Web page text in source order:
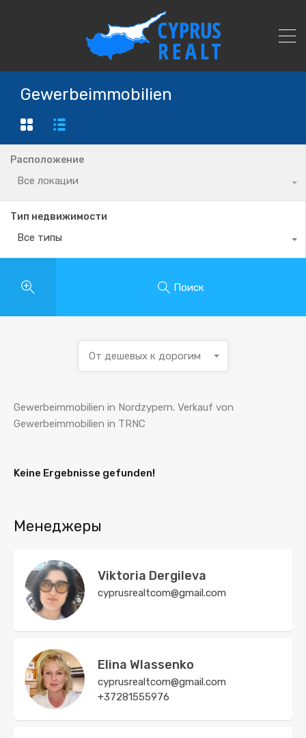
Gewerbeimmobilien
Расположение
Все локации
Тип недвижимости
Все типы
Поиск
От дешевых к дорогим
Gewerbeimmobilien in Nordzypern. Verkauf von
Gewerbeimmobilien in TRNC
Keine Ergebnisse gefunden!
Менеджеры
Viktoria Dergileva
cyprusrealtcom@gmail.com
Elina Wlassenko
cyprusrealtcom@gmail.com
+37281555976